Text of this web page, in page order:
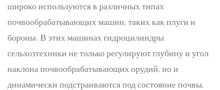
широко используются в различных типах
почвообрабатывающих машин, таких как плуги и
бороны. В этих машинах гидроцилиндры
сельхозтехники не только регулируют глубину и угол
наклона почвообрабатывающих орудий, но и
динамически подстраиваются под состояние почвы,